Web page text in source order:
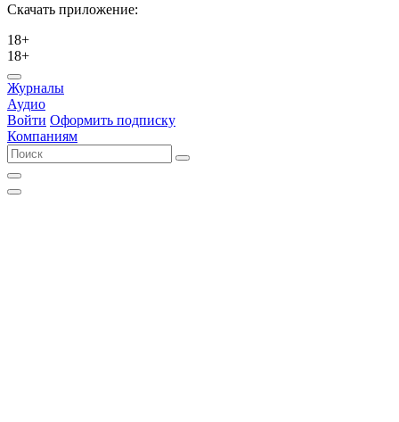
Скачать приложение:
18+
18+
Журналы
Аудио
Войти Оформить подписку
Компаниям